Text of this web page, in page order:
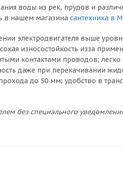
воды из рек, прудов и
в нашем магазина сантехника в
электродвигателя выше
износостойкость изза
контактами проводов;
даже при перекачивании
до 50 мм; удобство в
без специального